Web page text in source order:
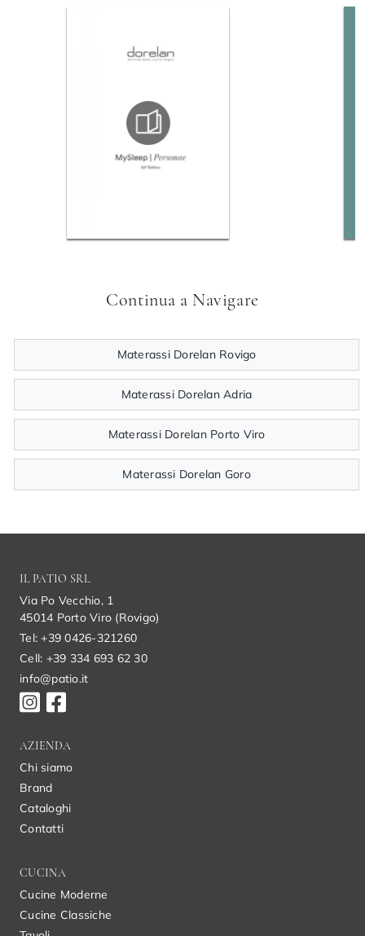
Continua a Navigare
Materassi Dorelan Rovigo
Materassi Dorelan Adria
Materassi Dorelan Porto Viro
Materassi Dorelan Goro
IL PATIO SRL
Via Po Vecchio, 1
45014 Porto Viro (Rovigo)
Tel: +39 0426-321260
Cell: +39 334 693 62 30
info@patio.it
AZIENDA
Chi siamo
Brand
Cataloghi
Contatti
CUCINA
Cucine Moderne
Cucine Classiche